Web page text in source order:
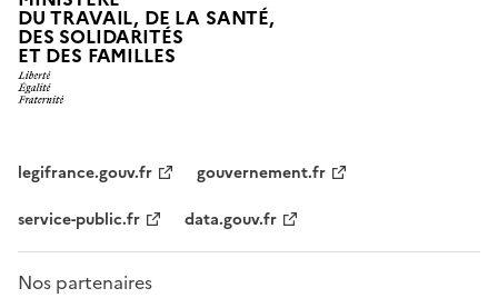
DU TRAVAIL, DE LA SANTÉ,
DES SOLIDARITÉS
ET DES FAMILLES
legifrance.gouv.fr
gouvernement.fr
service-public.fr
data.gouv.fr
Nos partenaires